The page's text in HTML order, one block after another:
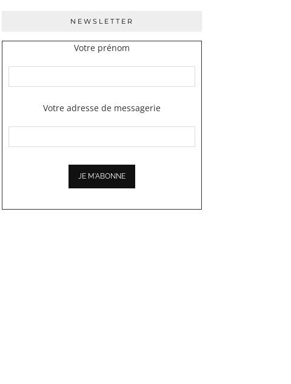
NEWSLETTER
Votre prénom
Votre adresse de messagerie